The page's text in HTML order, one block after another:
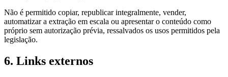
Não é permitido copiar, republicar integralmente, vender,
automatizar a extração em escala ou apresentar o conteúdo como
próprio sem autorização prévia, ressalvados os usos permitidos pela
legislação.
6. Links externos